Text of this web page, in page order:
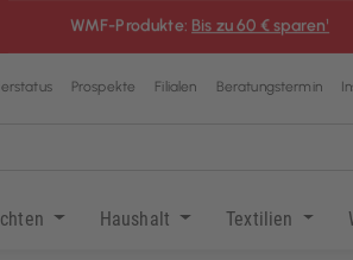
WMF-Produkte: Bis zu 60 € sparen¹
Prospekte Filialen Beratungstermin
Haushalt Textilien